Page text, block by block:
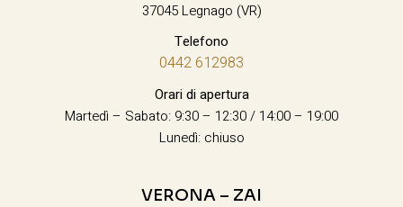
37045 Legnago (VR)
Telefono
0442 612983
Orari di apertura
Martedì – Sabato: 9:30 – 12:30 / 14:00 – 19:00
Lunedì: chiuso
VERONA – ZAI